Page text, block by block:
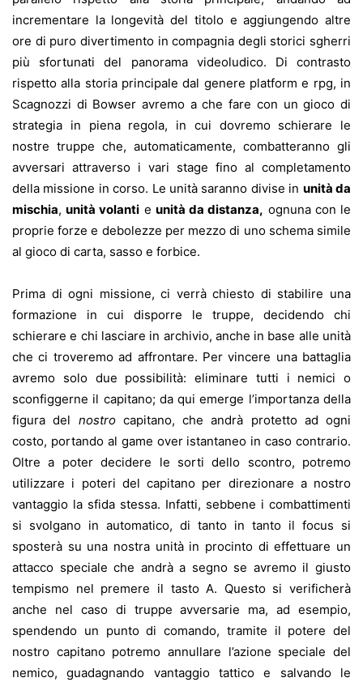
incrementare la longevità del titolo e aggiungendo altre
ore di puro divertimento in compagnia degli storici sgherri
più sfortunati del panorama videoludico. Di contrasto
rispetto alla storia principale dal genere platform e rpg, in
Scagnozzi di Bowser avremo a che fare con un gioco di
strategia in piena regola, in cui dovremo schierare le
nostre truppe che, automaticamente, combatteranno gli
avversari attraverso i vari stage fino al completamento
della missione in corso. Le unità saranno divise in unità da
mischia,unità volanti e unità da distanza, ognuna con le
proprie forze e debolezze per mezzo di uno schema simile
al gioco di carta, sasso e forbice.
Prima di ogni missione, ci verrà chiesto di stabilire una
formazione in cui disporre le truppe, decidendo chi
schierare e chi lasciare in archivio, anche in base alle unità
che ci troveremo ad affrontare. Per vincere una battaglia
avremo solo due possibilità: eliminare tutti i nemici o
sconfiggerne il capitano; da qui emerge l’importanza della
figura del nostrocapitano, che andrà protetto ad ogni
costo, portando al game over istantaneo in caso contrario.
Oltre a poter decidere le sorti dello scontro, potremo
utilizzare i poteri del capitano per direzionare a nostro
vantaggio la sfida stessa. Infatti, sebbene i combattimenti
si svolgano in automatico, di tanto in tanto il focus si
sposterà su una nostra unità in procinto di effettuare un
attacco speciale che andrà a segno se avremo il giusto
tempismo nel premere il tasto A. Questo si verificherà
anche nel caso di truppe avversarie ma, ad esempio,
spendendo un punto di comando, tramite il potere del
nostro capitano potremo annullare l’azione speciale del
nemico, guadagnando vantaggio tattico e salvando le